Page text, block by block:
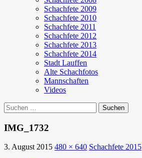
Schachfete 2009
Schachfete 2010
Schachfete 2011
Schachfete 2012
Schachfete 2013
Schachfete 2014
Stadt Lauffen
Alte Schachfotos
Mannschaften
Videos
Suchen
nach:
IMG_1732
3. August 2015 480 × 640 Schachfete 2015